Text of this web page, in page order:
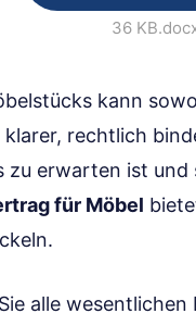
36 KB
kann
rechtlich
zu erwarten ist
für Möbel
alle